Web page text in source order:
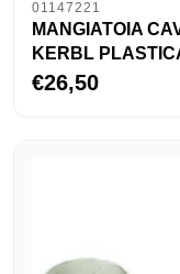
01147221
MANGIATOIA
KERBL
€26,50